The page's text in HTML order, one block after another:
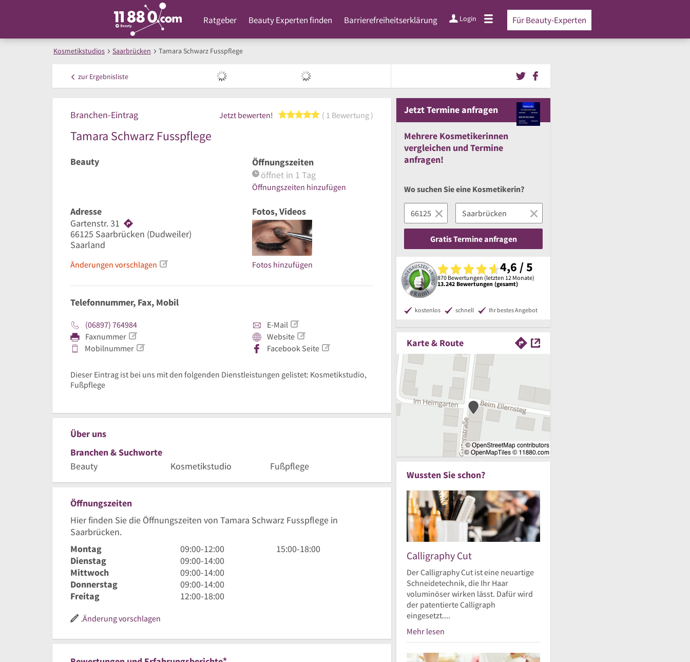
Ratgeber Beauty Experten finden Barrierefreiheitserklärung Login Für Beauty-Experten
Kosmetikstudios Saarbrücken Tamara Schwarz Fusspflege
zur Ergebnisliste
Branchen-Eintrag Jetzt bewerten! 5 von 5 Sternen
1 Bewertung
Tamara Schwarz Fusspflege
Beauty
Öffnungszeiten
öffnet in 1 Tag
Öffnungszeiten hinzufügen
Adresse
Gartenstr. 31
66125 Saarbrücken (Dudweiler)
Saarland
Änderungen vorschlagen
Fotos, Videos
Fotos hinzufügen
Telefonnummer, Fax, Mobil
(06897) 764984
Faxnummer
Mobilnummer
E-Mail
Website
Facebook Seite
Dieser Eintrag ist bei uns mit den folgenden Dienstleistungen gelistet: Kosmetikstudio,
Fußpflege
Über uns
Branchen & Suchworte
Beauty
Kosmetikstudio Fußpflege
Öffnungszeiten
Hier finden Sie die Öffnungszeiten von Tamara Schwarz Fusspflege in
Saarbrücken.
Montag
9
Uhr
bis
12
Uhr
09:00-12:00
15
15:00-18:00
Dienstag
9
Uhr
bis
14
09:00-14:00
Mittwoch
9
Uhr
bis
09:00-14:00
Donnerstag
9
Uhr
09:00-14:00
Freitag
12
Uhr
12:00-18:00
Änderung vorschlagen
JetztTermine anfragen
Mehrere Kosmetikerinnen
vergleichen undTermine
anfragen!
Wo suchen Sie eine Kosmetikerin?
Gratis Termine anfragen
4,6 / 5
870 Bewertungen (letzten 12 Monate)
13.242 Bewertungen (gesamt)
kostenlos schnell Ihr bestes Angebot
Karte & Route
Wussten Sie schon?
Calligraphy Cut
Der Calligraphy Cut ist eine neuartige
Schneidetechnik, die Ihr Haar
voluminöser wirken lässt. Dafür wird
der patentierte Calligraph
eingesetzt....
Mehr lesen